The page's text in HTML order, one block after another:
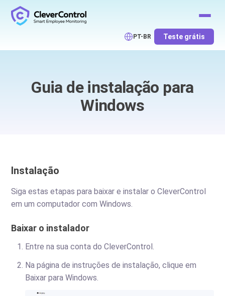
PT-BR Teste grátis
Guia de instalação para
Windows
Instalação
Siga estas etapas para baixar e instalar o CleverControl
em um computador com Windows.
Baixar o instalador
Entre na sua conta do CleverControl.
Na página de instruções de instalação, clique em
Baixar para Windows.